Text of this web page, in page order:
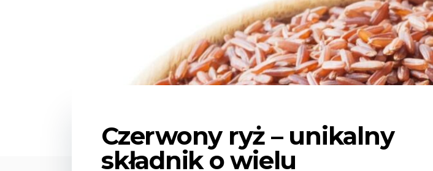
Czerwony ryż – unikalny
składnik o wielu